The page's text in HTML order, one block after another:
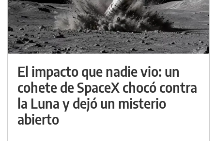
El impacto que nadie vio: un
cohete de SpaceX chocó contra
la Luna y dejó un misterio
abierto